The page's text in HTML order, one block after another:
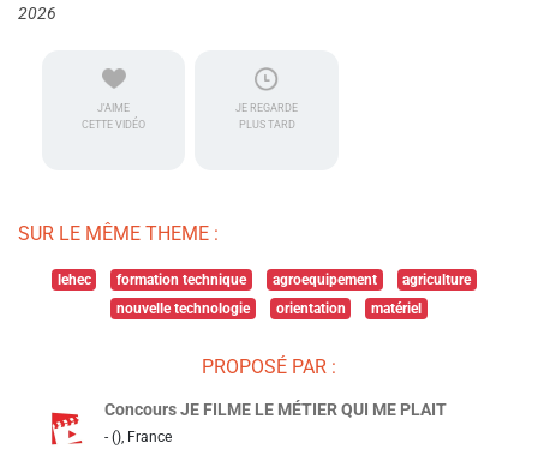
2026
J'AIME
CETTE VIDÉO
JE REGARDE
PLUS TARD
SUR LE MÊME THEME :
lehec formation technique agroequipement
agriculture
nouvelle technologie
orientation matériel
PROPOSÉ PAR :
Concours JE FILME LE MÉTIER QUI ME PLAIT
- (), France